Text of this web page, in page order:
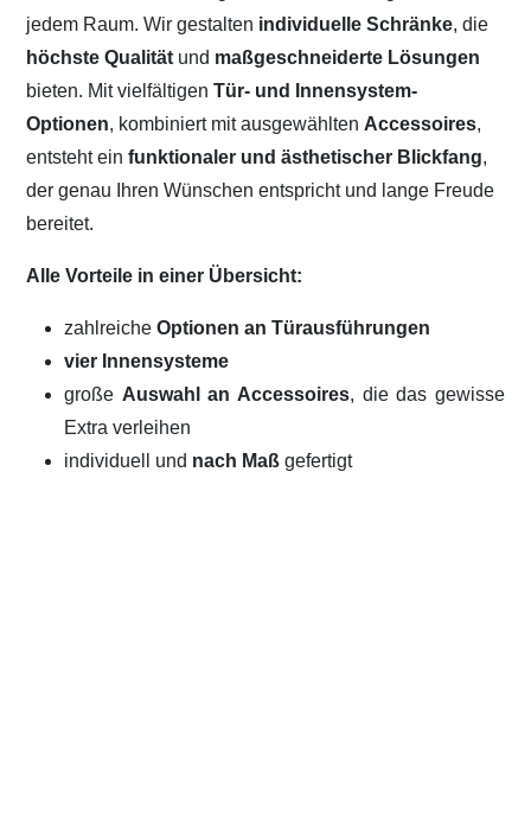
jedem Raum. Wir gestalten individuelle Schränke, die
höchste Qualität und maßgeschneiderte Lösungen
bieten. Mit vielfältigenTür- und Innensystem-
Optionen, kombiniert mit ausgewählten Accessoires,
entsteht einfunktionaler und ästhetischer Blickfang,
der genau Ihren Wünschen entspricht und lange Freude
bereitet.
Alle Vorteile in einer Übersicht:
zahlreicheOptionen an Türausführungen
vier Innensysteme
große Auswahl an Accessoires, die das gewisse
Extra verleihen
individuell und nach Maßgefertigt